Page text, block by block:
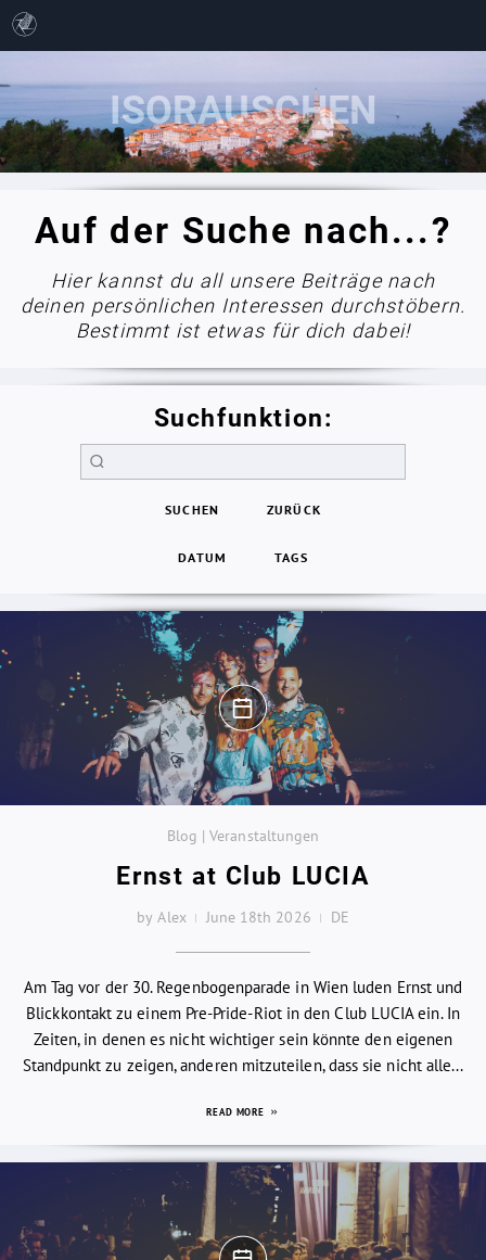
Auf der Suche nach...?
Hier kannst du all unsere Beiträge nach
deinen persönlichen Interessen durchstöbern.
Bestimmt ist etwas für dich dabei!
Suchfunktion:
SUCHEN ZURÜCK
DATUM TAGS
Blog | Veranstaltungen
Ernst at Club LUCIA
by Alex June 18th 2026 DE
Am Tag vor der 30. Regenbogenparade in Wien luden Ernst und
Blickkontakt zu einem Pre-Pride-Riot in den Club LUCIA ein. In
Zeiten, in denen es nicht wichtiger sein könnte den eigenen
Standpunkt zu zeigen, anderen mitzuteilen, dass sie nicht alle...
READ MORE